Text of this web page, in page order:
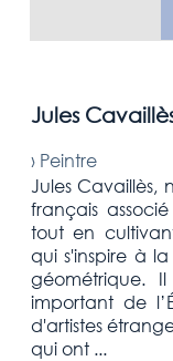
Jules
› Peintre
Jules Cavaillès,
français
tout en
qui s'inspire à
géométrique.
important de
d'artistes
qui ont ...